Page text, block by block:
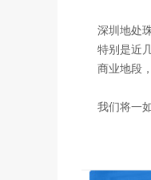
深圳地处
特别是近
商业地段
我们将一